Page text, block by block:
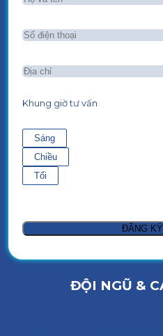
Khung giờ tư vấn
Sáng
Chiều
Tối
ĐỘI NGŨ &